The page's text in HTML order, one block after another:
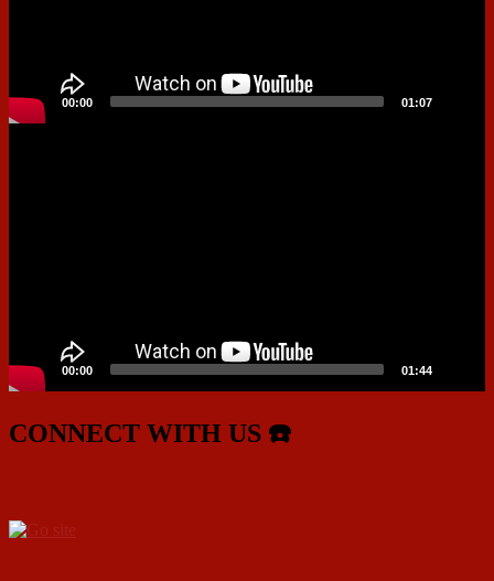
00:00 01:07
00:00 01:44
CONNECT WITH US ☎️